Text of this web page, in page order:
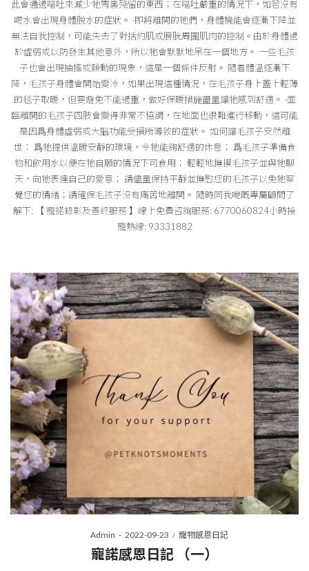
此會通過嘔吐來減少牠胃裏殘留的東西；在嘔吐嚴重的情況下，如若沒有
喝水會出現身體脫水的症狀。 ·即將離開的牠們，身體機能會逐漸下降並
無法自我控制，可能失去了對括約肌或膀胱周圍肌肉的控制。由於身體過
於虛弱或以防發生其他意外，所以牠會默默地呆在一個地方。 一些毛孩
子也會出現抽搐或顫動的現象，這是一個條件反射。 隨着體溫逐漸下
降，毛孩子身體會開始變冷，如果出現這種情況，在毛孩子身上蓋上輕薄
的毯子取暖，但要避免不能過重，做好保暖措施盡量讓牠感到舒適。 ·面
臨離開的毛孩子四肢會變得非常不協調，在地面也很難進行移動，這可能
是因爲身體虛弱或大腦功能受損所導致的症狀。 如何讓毛孩子安然離
世： 爲牠提供溫暖安靜的環境，令牠能夠舒適的休息； 爲毛孩子準備食
物和飲用水以便在牠自願的情況下可食用； 輕輕地撫摸毛孩子並與牠聊
天，向牠表達自己的愛意； 請儘量保持平靜並撫慰您的毛孩子以免牠察
覺您的情緒；請確保毛孩子沒有痛苦地離開。 隨時同我哋嘅專屬顧問了
解下: 【 寵諾錄影及善終服務 】線上免費咨詢服務: 6770060824小時接
寵熱線: 93331882
ByAdmin
Posted
on
2022-09-23
Posted
寵物感恩日記
寵諾感恩日記 （一）